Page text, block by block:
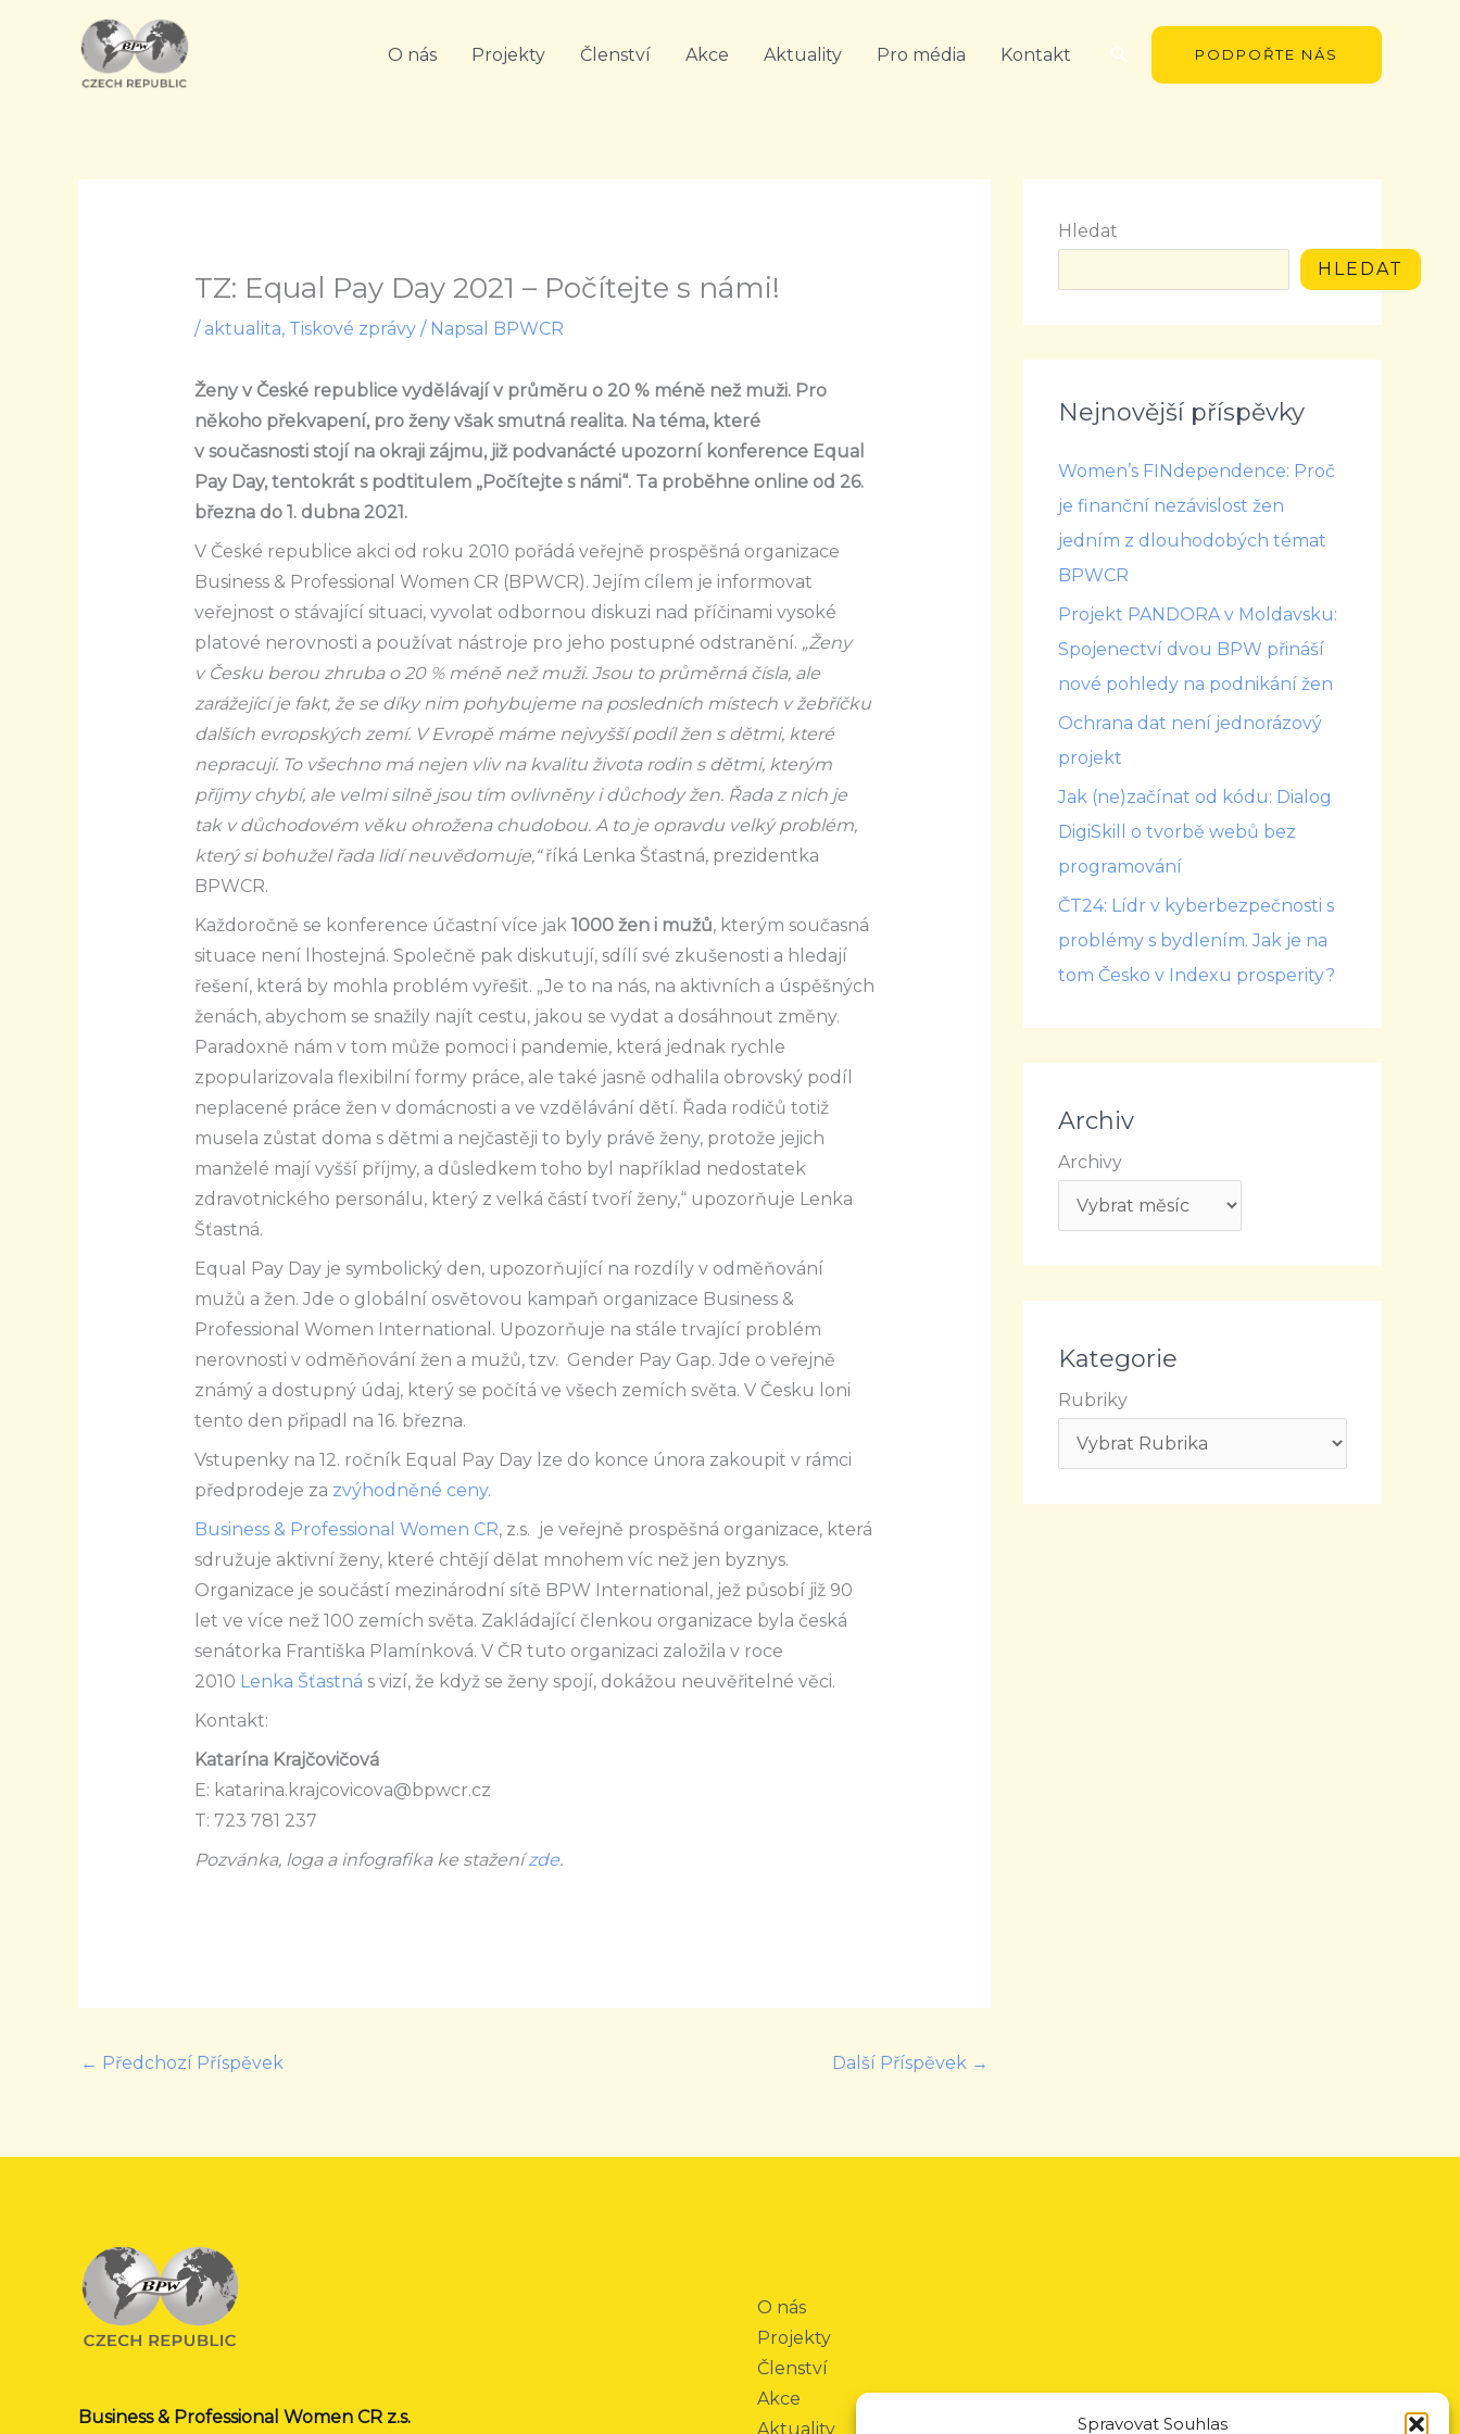
Spravovat Souhlas
O nás Projekty Členství Akce Aktuality Pro média Kontakt Hledat PODPOŘTE NÁS
TZ: Equal Pay Day 2021 – Počítejte s námi!
/ aktualita, Tiskové zprávy/ Napsal BPWCR
Ženy v České republice vydělávají v průměru o 20 % méně než muži. Pro
někoho překvapení, pro ženy však smutná realita. Na téma, které
v současnosti stojí na okraji zájmu, již podvanácté upozorní konference Equal
Pay Day, tentokrát s podtitulem „Počítejte s námi“. Ta proběhne online od 26.
března do 1. dubna 2021.
V České republice akci od roku 2010 pořádá veřejně prospěšná organizace
Business & Professional Women CR (BPWCR). Jejím cílem je informovat
veřejnost o stávající situaci, vyvolat odbornou diskuzi nad příčinami vysoké
platové nerovnosti a používat nástroje pro jeho postupné odstranění. „Ženy
v Česku berou zhruba o 20 % méně než muži. Jsou to průměrná čísla, ale
zarážející je fakt, že se díky nim pohybujeme na posledních místech v žebříčku
dalších evropských zemí. V Evropě máme nejvyšší podíl žen s dětmi, které
nepracují. To všechno má nejen vliv na kvalitu života rodin s dětmi, kterým
příjmy chybí, ale velmi silně jsou tím ovlivněny i důchody žen. Řada z nich je
tak v důchodovém věku ohrožena chudobou. A to je opravdu velký problém,
který si bohužel řada lidí neuvědomuje,“říká Lenka Šťastná, prezidentka
BPWCR.
Každoročně se konference účastní více jak 1000 žen i mužů, kterým současná
situace není lhostejná. Společně pak diskutují, sdílí své zkušenosti a hledají
řešení, která by mohla problém vyřešit. „Je to na nás, na aktivních a úspěšných
ženách, abychom se snažily najít cestu, jakou se vydat a dosáhnout změny.
Paradoxně nám v tom může pomoci i pandemie, která jednak rychle
zpopularizovala flexibilní formy práce, ale také jasně odhalila obrovský podíl
neplacené práce žen v domácnosti a ve vzdělávání dětí. Řada rodičů totiž
musela zůstat doma s dětmi a nejčastěji to byly právě ženy, protože jejich
manželé mají vyšší příjmy, a důsledkem toho byl například nedostatek
zdravotnického personálu, který z velká částí tvoří ženy,“ upozorňuje Lenka
Šťastná.
Equal Pay Day je symbolický den, upozorňující na rozdíly v odměňování
mužů a žen. Jde o globální osvětovou kampaň organizace Business &
Professional Women International. Upozorňuje na stále trvající problém
nerovnosti v odměňování žen a mužů, tzv. Gender Pay Gap. Jde o veřejně
známý a dostupný údaj, který se počítá ve všech zemích světa. V Česku loni
tento den připadl na 16. března.
Vstupenky na 12. ročník Equal Pay Day lze do konce února zakoupit v rámci
předprodeje za zvýhodněné ceny.
Business & Professional Women CR, z.s. je veřejně prospěšná organizace, která
sdružuje aktivní ženy, které chtějí dělat mnohem víc než jen byznys.
Organizace je součástí mezinárodní sítě BPW International, jež působí již 90
let ve více než 100 zemích světa. Zakládající členkou organizace byla česká
senátorka Františka Plamínková. V ČR tuto organizaci založila v roce
2010 Lenka Šťastná s vizí, že když se ženy spojí, dokážou neuvěřitelné věci.
Kontakt:
Katarína Krajčovičová
E: katarina.krajcovicova@bpwcr.cz
T: 723 781 237
Pozvánka, loga a infografika ke staženízde.
← Předchozí Příspěvek Další Příspěvek →
Hledat
HLEDAT
Nejnovější příspěvky
Women’s FINdependence: Proč
je finanční nezávislost žen
jedním z dlouhodobých témat
BPWCR
Projekt PANDORA v Moldavsku:
Spojenectví dvou BPW přináší
nové pohledy na podnikání žen
Ochrana dat není jednorázový
projekt
Jak (ne)začínat od kódu: Dialog
DigiSkill o tvorbě webů bez
programování
ČT24: Lídr v kyberbezpečnosti s
problémy s bydlením. Jak je na
tom Česko v Indexu prosperity?
Archiv
Archivy
Kategorie
Rubriky
Business & Professional Women CR z.s.
O nás
Projekty
Členství
Akce
Aktuality